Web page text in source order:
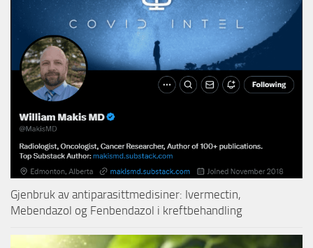
Gjenbruk av antiparasittmedisiner: Ivermectin,
Mebendazol og Fenbendazol i kreftbehandling